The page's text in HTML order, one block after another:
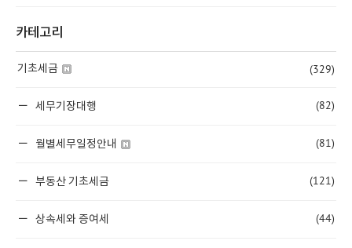
카테고리
기초세금 (329)
세무기장대행 (82)
월별세무일정안내 (81)
부동산 기초세금 (121)
상속세와 증여세 (44)